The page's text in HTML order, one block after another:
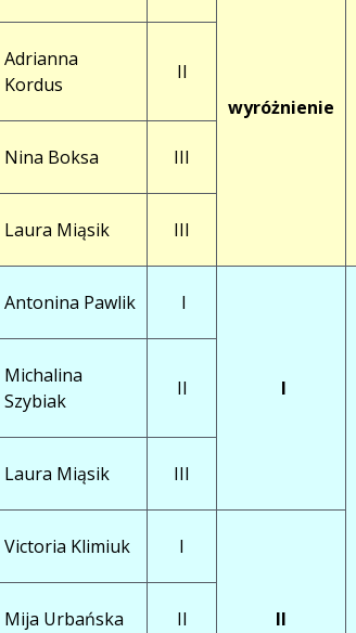
wyróżnienie
Adrianna
Kordus
II
Nina Boksa III
Laura Miąsik III
Antonina Pawlik I
I
Michalina
Szybiak
II
Laura Miąsik III
Victoria Klimiuk I
II
Mija Urbańska II